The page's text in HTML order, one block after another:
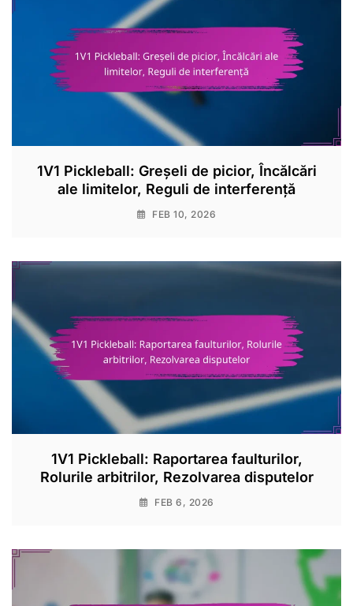
1V1 Pickleball: Greșeli de picior, Încălcări
ale limitelor, Reguli de interferență
FEB 10, 2026
1V1 Pickleball: Raportarea faulturilor,
Rolurile arbitrilor, Rezolvarea disputelor
FEB 6, 2026